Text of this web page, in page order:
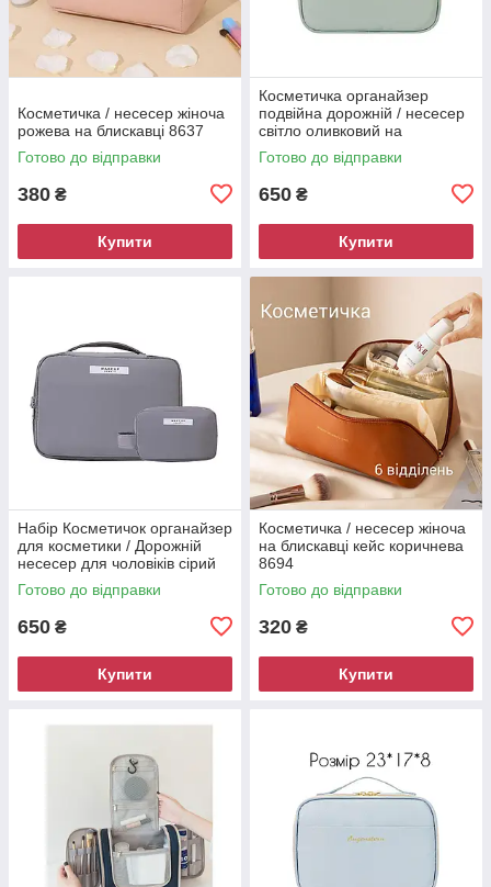
Косметичка / несесер жіноча
рожева на блискавці 8637
Готово до відправки
380 ₴
Купити
Косметичка органайзер
подвійна дорожній / несесер
світло оливковий на
золотистій блискавці 8631
Готово до відправки
650 ₴
Купити
Набір Косметичок органайзер
для косметики / Дорожній
несесер для чоловіків сірий
0504/0804
Готово до відправки
650 ₴
Купити
Косметичка / несесер жіноча
на блискавці кейс коричнева
8694
Готово до відправки
320 ₴
Купити